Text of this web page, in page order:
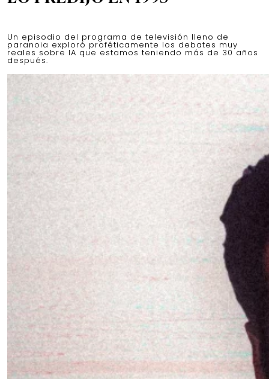
Un episodio del programa de televisión lleno de
paranoia exploró proféticamente los debates muy
reales sobre IA que estamos teniendo más de 30 años
después.